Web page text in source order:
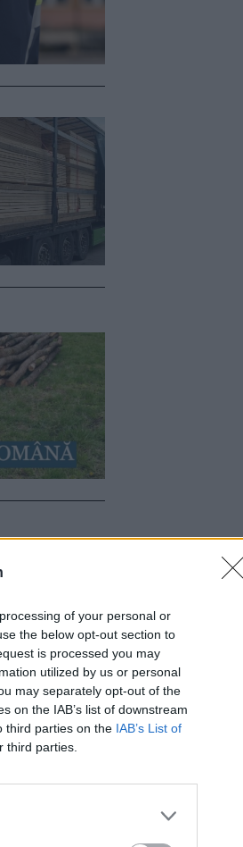
of your personal or
the below opt-out section to
is processed you may
utilized by us or personal
may separately opt-out of the
on the IAB’s list of downstream
third parties on the IAB’s List of
third parties.